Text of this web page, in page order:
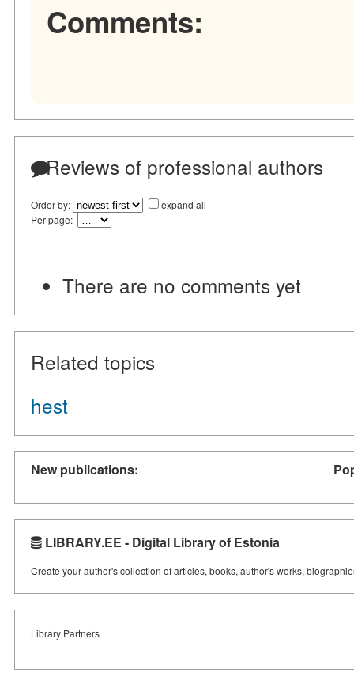
Comments:
Reviews of professional authors
Order by:
expand all
Per page:
There are no comments yet
Related topics
hest
New publications:
LIBRARY.EE - Digital Library of Estonia
Create your author's collection of articles, books, author's works,
Library Partners